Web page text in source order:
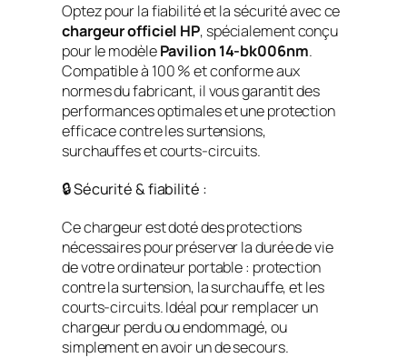
Optez pour la fiabilité et la sécurité avec ce
chargeur officiel HP, spécialement conçu
pour le modèlePavilion 14-bk006nm.
Compatible à 100 % et conforme aux
normes du fabricant, il vous garantit des
performances optimales et une protection
efficace contre les surtensions,
surchauffes et courts-circuits.
🔒 Sécurité & fiabilité :
Ce chargeur est doté des protections
nécessaires pour préserver la durée de vie
de votre ordinateur portable : protection
contre la surtension, la surchauffe, et les
courts-circuits. Idéal pour remplacer un
chargeur perdu ou endommagé, ou
simplement en avoir un de secours.